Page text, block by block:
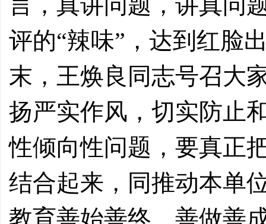
评的“辣味”，达到红脸
末，王焕良同志号召大
扬严实作风，切实防止
性倾向性问题，要真正
结合起来，同推动本单
教育善始善终、善做善